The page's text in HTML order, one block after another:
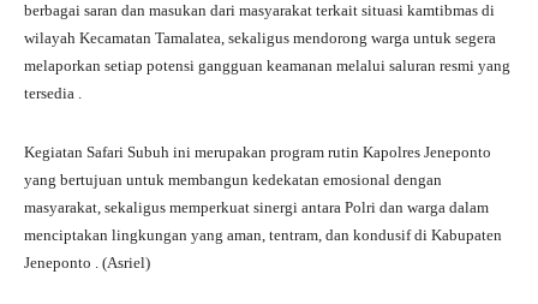
berbagai saran dan masukan dari masyarakat terkait situasi kamtibmas di
wilayah Kecamatan Tamalatea, sekaligus mendorong warga untuk segera
melaporkan setiap potensi gangguan keamanan melalui saluran resmi yang
tersedia .
Kegiatan Safari Subuh ini merupakan program rutin Kapolres Jeneponto
yang bertujuan untuk membangun kedekatan emosional dengan
masyarakat, sekaligus memperkuat sinergi antara Polri dan warga dalam
menciptakan lingkungan yang aman, tentram, dan kondusif di Kabupaten
Jeneponto . (Asriel)